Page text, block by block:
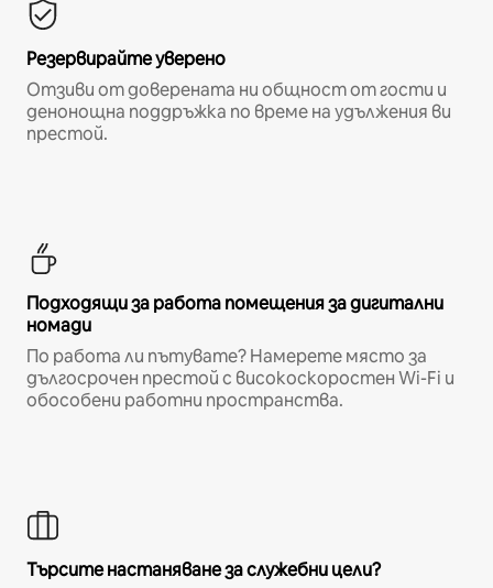
Резервирайте уверено
Отзиви от доверената ни общност от гости и
денонощна поддръжка по време на удължения ви
престой.
Подходящи за работа помещения за дигитални
номади
По работа ли пътувате? Намерете място за
дългосрочен престой с високоскоростен Wi-Fi и
обособени работни пространства.
Търсите настаняване за служебни цели?